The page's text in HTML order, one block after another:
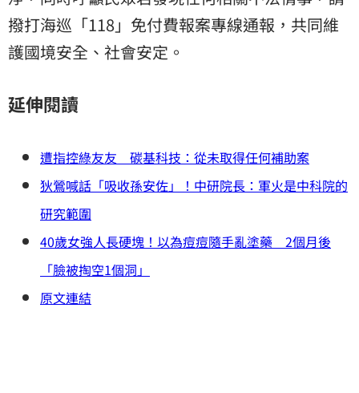
撥打海巡「118」免付費報案專線通報，共同維
護國境安全、社會安定。
延伸閱讀
遭指控綠友友 碳基科技：從未取得任何補助案
狄鶯喊話「吸收孫安佐」！中研院長：軍火是中科院的
研究範圍
40歲女強人長硬塊！以為痘痘隨手亂塗藥 2個月後
「臉被掏空1個洞」
原文連結